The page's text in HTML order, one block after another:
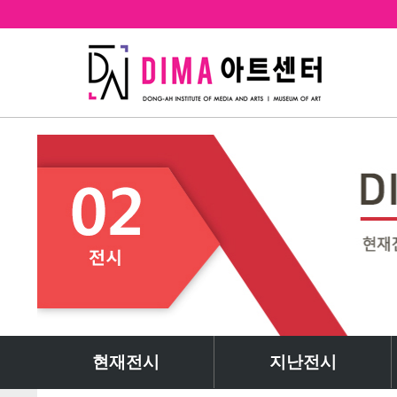
현재전시 지난전시